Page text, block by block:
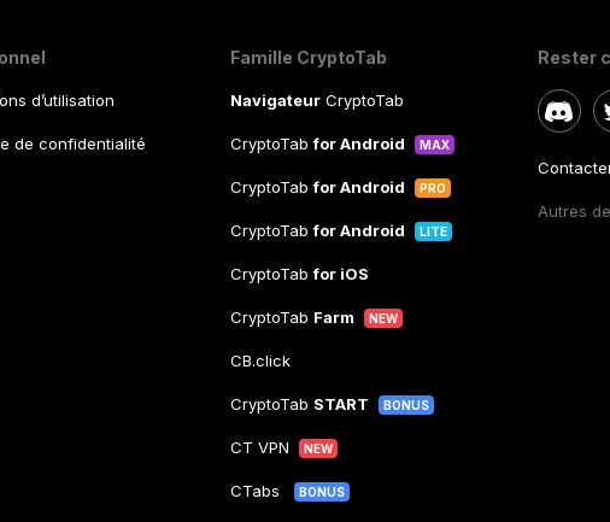
d’utilisation
de confidentialité
Famille CryptoTab
NavigateurCryptoTab
CryptoTabfor Android MAX
CryptoTabfor Android PRO
CryptoTabfor Android LITE
CryptoTabfor iOS
CryptoTab Farm NEW
CB.click
CryptoTab START BONUS
CT VPN NEW
CTabs BONUS
Rester
Autres